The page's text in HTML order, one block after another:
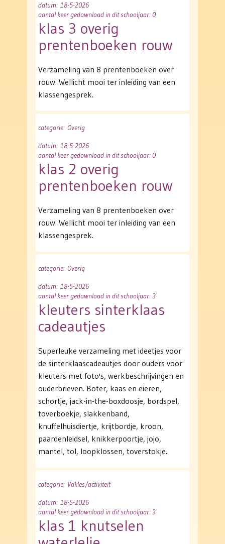
datum: 18-5-2026
aantal keer gedownload in dit schooljaar: 0
klas 3 overig
prentenboeken rouw
Verzameling van 8 prentenboeken over
rouw. Wellicht mooi ter inleiding van een
klassengesprek.
categorie: Overig
datum: 18-5-2026
aantal keer gedownload in dit schooljaar: 0
klas 2 overig
prentenboeken rouw
Verzameling van 8 prentenboeken over
rouw. Wellicht mooi ter inleiding van een
klassengesprek.
categorie: Overig
datum: 18-5-2026
aantal keer gedownload in dit schooljaar: 3
kleuters sinterklaas
cadeautjes
Superleuke verzameling met ideetjes voor
de sinterklaascadeautjes door ouders voor
kleuters met foto's, werkbeschrijvingen en
ouderbrieven. Boter, kaas en eieren,
schortje, jack-in-the-boxdoosje, bordspel,
toverboekje, slakkenband,
knuffelhuisdiertje, krijtbordje, kroon,
paardenleidsel, knikkerpoortje, jojo,
mantel, tol, loopklossen, toverstokje.
categorie: Vakles/activiteit
datum: 18-5-2026
aantal keer gedownload in dit schooljaar: 3
klas 1 knutselen